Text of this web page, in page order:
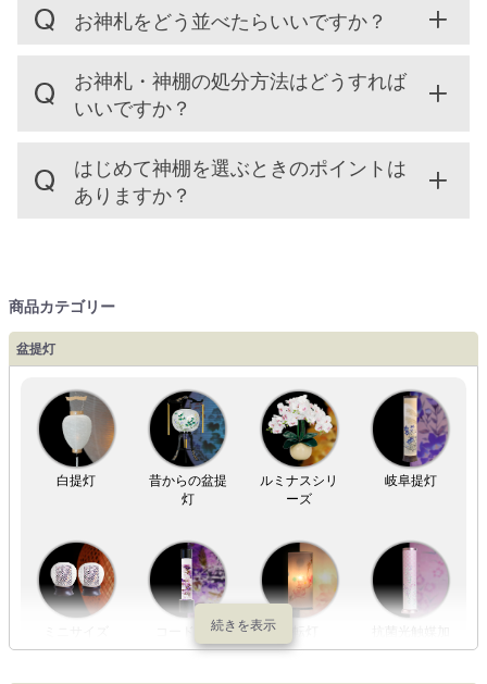
お神札をどう並べたらいいですか？
お神札・神棚の処分方法はどうすれば
いいですか？
はじめて神棚を選ぶときのポイントは
ありますか？
商品カテゴリー
盆提灯
白提灯
昔からの盆提
灯
ルミナスシリ
ーズ
岐阜提灯
コードレス
工